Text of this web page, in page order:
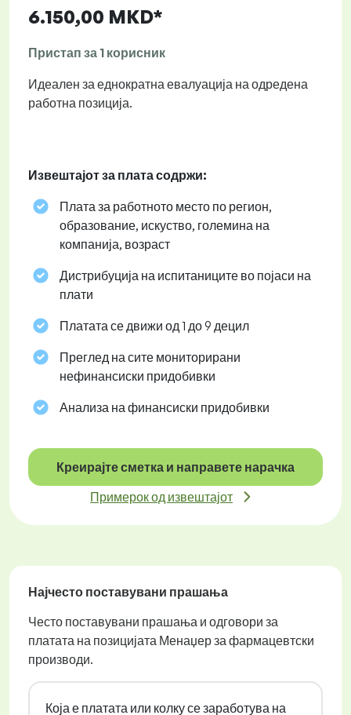
6.150,00 MKD*
Пристап за 1 корисник
Идеален за еднократна евалуација на одредена
работна позиција.
Извештајот за плата содржи:
Плата за работното место по регион,
образование, искуство, големина на
компанија, возраст
Дистрибуција на испитаниците во појаси на
плати
Платата се движи од 1 до 9 децил
Преглед на сите мониторирани
нефинансиски придобивки
Анализа на финансиски придобивки
Креирајте сметка и направете нарачка
Примерок од извештајот
Најчесто поставувани прашања
Често поставувани прашања и одговори за
платата на позицијата Менаџер за фармацевтски
производи.
Која е платата или колку се заработува на